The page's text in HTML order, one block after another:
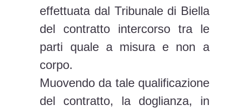
effettuata dal Tribunale di Biella
del contratto intercorso tra le
parti quale a misura e non a
corpo.
Muovendo da tale qualificazione
del contratto, la doglianza, in